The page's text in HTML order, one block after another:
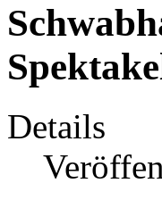
Details